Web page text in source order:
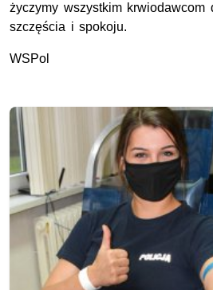
życzymy wszystkim krwiodawcom
szczęścia i spokoju.
WSPol